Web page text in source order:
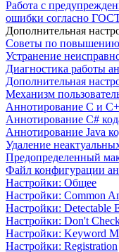
Работа с
ошибки согласно
Дополнительная
Советы по повышению
Устранение
Диагностика работы
Дополнительная
Механизм
Аннотирование C и
Аннотирование C#
Аннотирование Java
Удаление
Предопределенный
Файл конфигурации
Настройки: Общее
Настройки: Common
Настройки: Detectable
Настройки: Don't
Настройки: Keyword
Настройки: Registration